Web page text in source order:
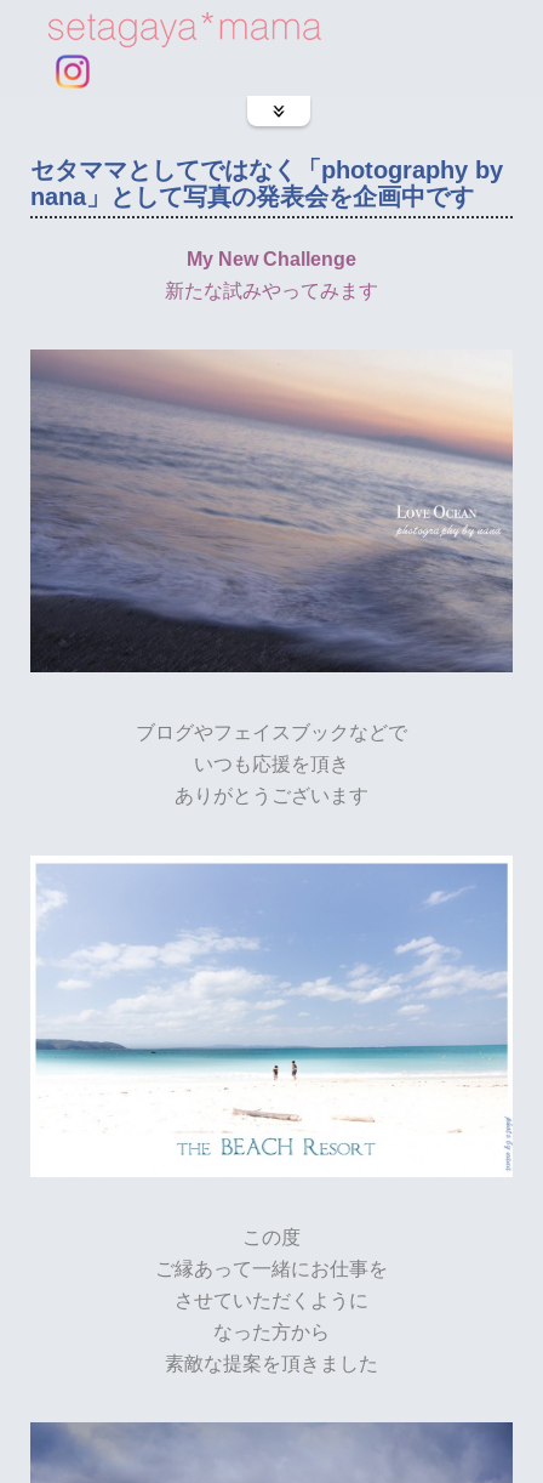
セタママとしてではなく「photography by
nana」として写真の発表会を企画中です
My New Challenge
新たな試みやってみます
ブログやフェイスブックなどで
いつも応援を頂き
ありがとうございます
この度
ご縁あって一緒にお仕事を
させていただくように
なった方から
素敵な提案を頂きました